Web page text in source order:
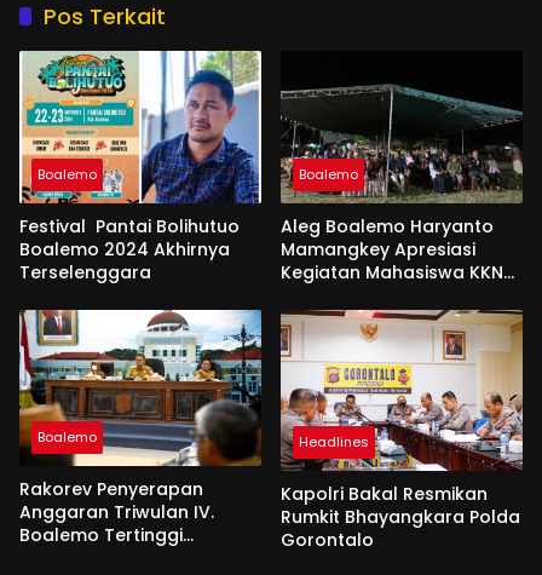
Pos Terkait
Boalemo
Festival Pantai Bolihutuo
Boalemo 2024 Akhirnya
Terselenggara
Boalemo
Aleg Boalemo Haryanto
Mamangkey Apresiasi
Kegiatan Mahasiswa KKN
Boalemo
Rakorev Penyerapan
Anggaran Triwulan IV.
Boalemo Tertinggi
Headlines
Kapolri Bakal Resmikan
Rumkit Bhayangkara Polda
Gorontalo